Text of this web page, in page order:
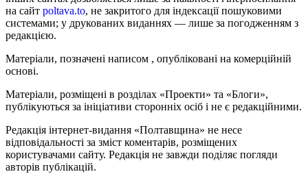
на сайт poltava.to, не закритого для індексації пошуковими
системами; у друкованих виданнях — лише за погодженням з
редакцією.
Матеріали, позначені написом , опубліковані на комерційній
основі.
Матеріали, розміщені в розділах «Проекти» та «Блоги»,
публікуються за ініціативи сторонніх осіб і не є редакційними.
Редакція інтернет-видання «Полтавщина» не несе
відповідальності за зміст коментарів, розміщених
користувачами сайту. Редакція не завжди поділяє погляди
авторів публікацій.